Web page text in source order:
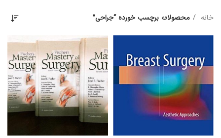
خانه محصولات برچسب خورده “جراحی”